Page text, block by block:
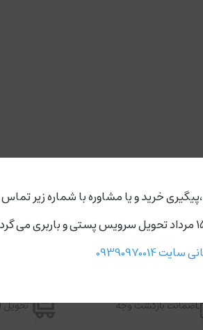
ضمانت بازگشت وجه تحویل
خرید و یا مشاوره با شماره زیر
09390970014